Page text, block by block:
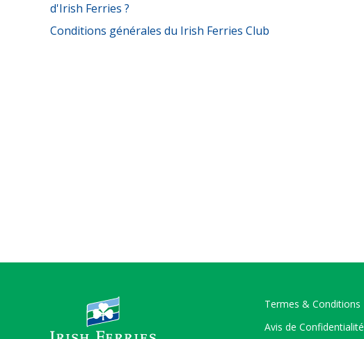
d'Irish Ferries ?
Conditions générales du Irish Ferries Club
Termes & Conditions
Avis de Confidentialité